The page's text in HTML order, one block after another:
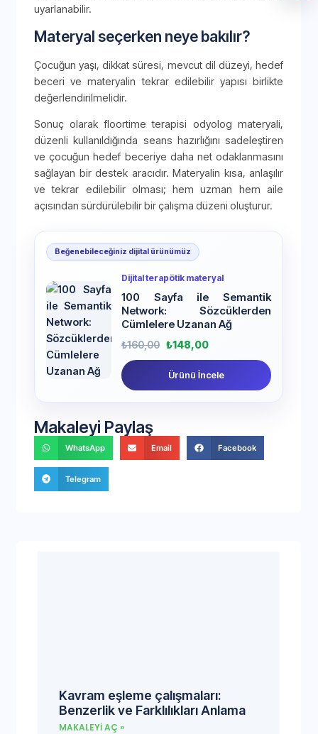
uyarlanabilir.
Materyal seçerken neye bakılır?
Çocuğun yaşı, dikkat süresi, mevcut dil düzeyi, hedef
beceri ve materyalin tekrar edilebilir yapısı birlikte
değerlendirilmelidir.
Sonuç olarak floortime terapisi odyolog materyali,
düzenli kullanıldığında seans hazırlığını sadeleştiren
ve çocuğun hedef beceriye daha net odaklanmasını
sağlayan bir destek aracıdır. Materyalin kısa, anlaşılır
ve tekrar edilebilir olması; hem uzman hem aile
açısından sürdürülebilir bir çalışma düzeni oluşturur.
Beğenebileceğiniz dijital ürünümüz
Dijital terapötik materyal
100 Sayfa ile Semantik
Network: Sözcüklerden
Cümlelere Uzanan Ağ
₺160,00 ₺148,00
Ürünü İncele
Makaleyi Paylaş
WhatsApp Email Facebook
Telegram
Kavram eşleme çalışmaları:
Benzerlik ve Farklılıkları Anlama
MAKALEYI AÇ »